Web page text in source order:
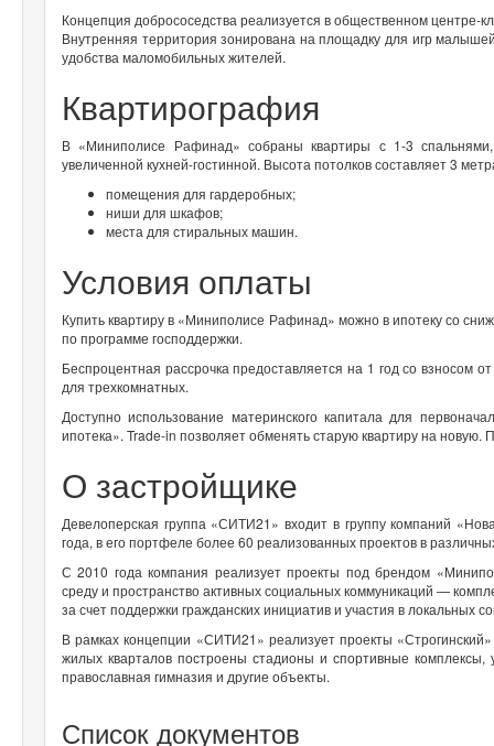
Концепция добрососедства реализуется в общественном центре-
Внутренняя территория зонирована на площадку для игр
удобства маломобильных жителей.
Квартирография
В «Миниполисе Рафинад» собраны квартиры с 1-3
увеличенной кухней-гостинной. Высота потолков составляет 3
помещения для гардеробных;
ниши для шкафов;
места для стиральных машин.
Условия оплаты
Купить квартиру в «Миниполисе Рафинад» можно в ипотеку со
по программе господдержки.
Беспроцентная рассрочка предоставляется на 1 год со взносом
для трехкомнатных.
Доступно использование материнского капитала для
ипотека». Trade-in позволяет обменять старую квартиру на новую.
О застройщике
Девелоперская группа «СИТИ21» входит в группу компаний
года, в его портфеле более 60 реализованных проектов в
С 2010 года компания реализует проекты под брендом
среду и пространство активных социальных коммуникаций —
за счет поддержки гражданских инициатив и участия в локальных
В рамках концепции «СИТИ21» реализует проекты
жилых кварталов построены стадионы и спортивные
православная гимназия и другие объекты.
Список документов